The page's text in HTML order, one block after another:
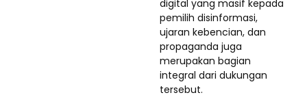
digital yang masif kepada
pemilih disinformasi,
ujaran kebencian, dan
propaganda juga
merupakan bagian
integral dari dukungan
tersebut.